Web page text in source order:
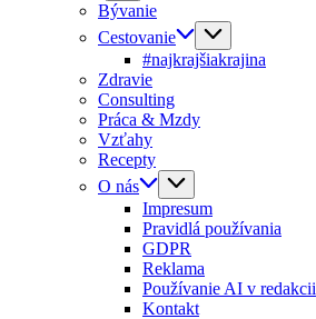
Bývanie
Cestovanie
#najkrajšiakrajina
Zdravie
Consulting
Práca & Mzdy
Vzťahy
Recepty
O nás
Impresum
Pravidlá používania
GDPR
Reklama
Používanie AI v redakcii
Kontakt